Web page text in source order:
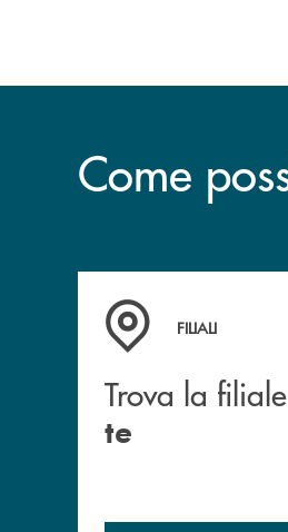
Come
Trova la filiale più
FILIALI
Trova la
te